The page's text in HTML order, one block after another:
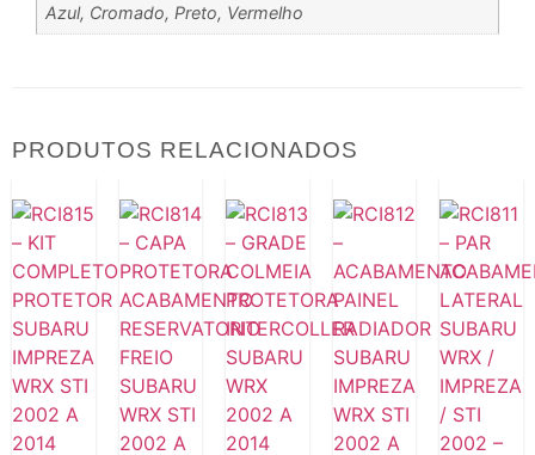
Azul, Cromado, Preto, Vermelho
PRODUTOS RELACIONADOS